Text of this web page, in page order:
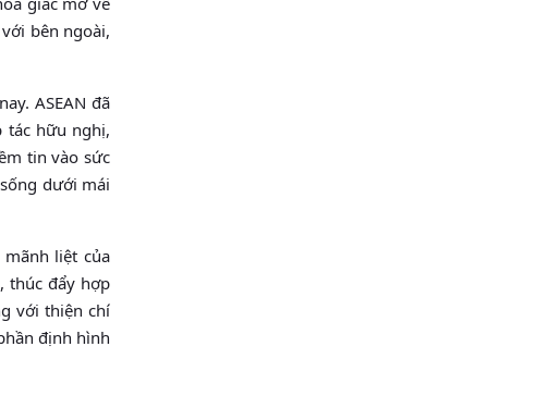
bên ngoài,
ASEAN đã
tác hữu nghị,
tin vào sức
dưới mái
liệt của
thúc đẩy hợp
với thiện chí
định hình